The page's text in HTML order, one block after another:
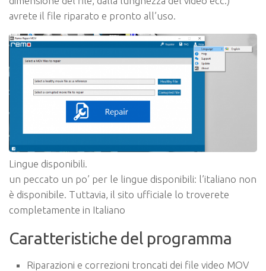
avrete il file riparato e pronto all’uso.
Lingue disponibili.
un peccato un po’ per le lingue disponibili: l’italiano non
è disponibile. Tuttavia, il sito ufficiale lo troverete
completamente in Italiano
Caratteristiche del programma
Riparazioni e correzioni troncati dei file video MOV